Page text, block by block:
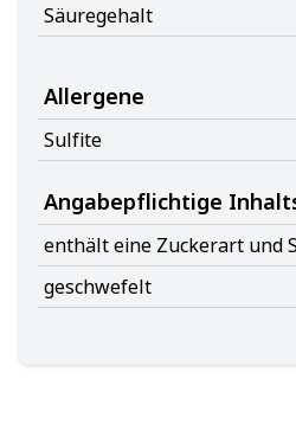
Säuregehalt
Allergene
Sulfite
Angabepflichtige
enthält eine Zuckerart und
geschwefelt